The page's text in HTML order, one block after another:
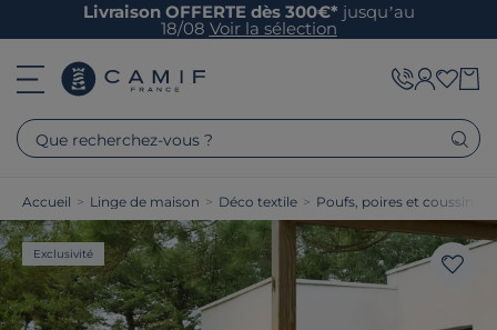
Livraison OFFERTE dès 300€* jusqu’au
18/08 Voir la sélection
Que recherchez-vous ?
Accueil > Linge de maison > Déco textile > Poufs, poires et coussins
Exclusivité